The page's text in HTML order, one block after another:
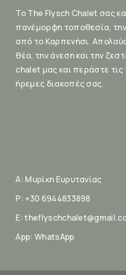
Το The Flysch Chalet σας
πανέμορφη τοποθεσία,
από το Καρπενήσι.
θέα, την άνεση και την
chalet μας και περάστε τις
ήρεμες διακοπές σας.
A: Μυρίκη Ευρυτανίας
P: +30 6944833898
E:
App: WhatsApp